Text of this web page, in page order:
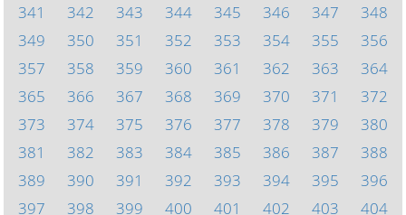
341
342 343 344 345 346 347
348
349
350 351 352 353 354 355
356
357
358 359 360 361 362 363
364
365
366 367 368 369 370 371
372
373
374 375 376 377 378 379
380
381
382 383 384 385 386 387
388
389
390 391 392 393 394 395
396
397
398 399 400 401 402 403
404